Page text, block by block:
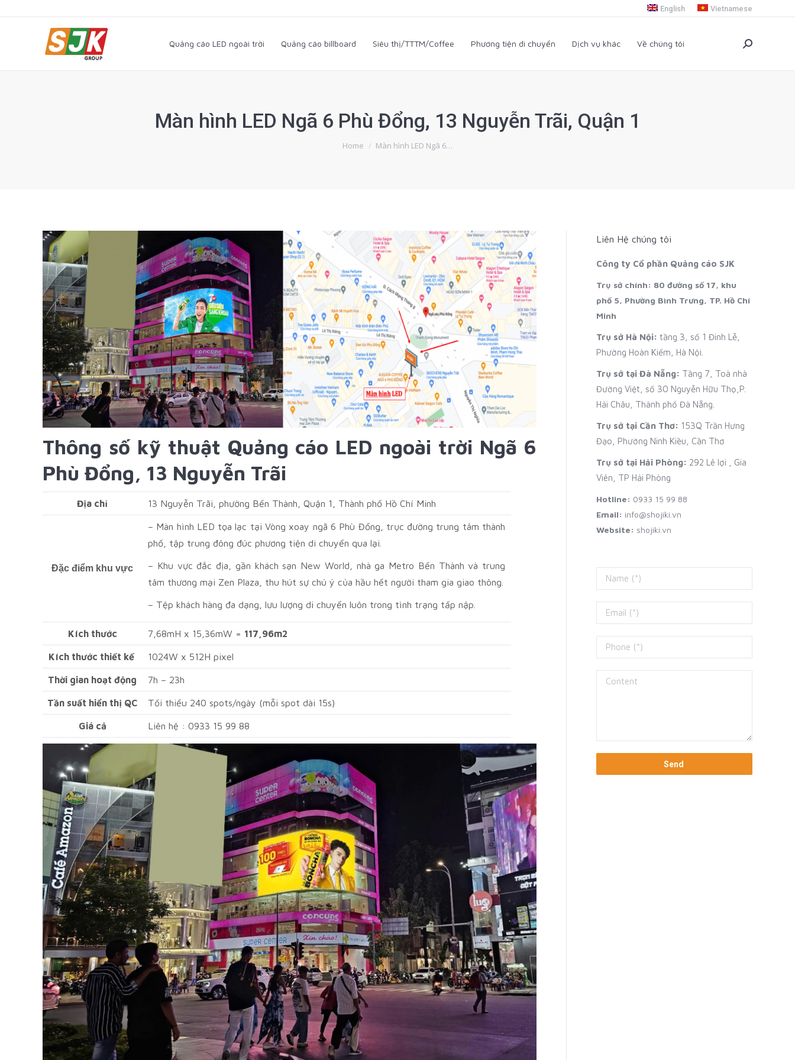
English Vietnamese
Quảng cáo LED ngoài trời Quảng cáo billboard Siêu thị/TTTM/Coffee Phương tiện di chuyển Dịch vụ khác Về chúng tôi Search:
Màn hình LED Ngã 6 Phù Đổng, 13 Nguyễn Trãi, Quận 1
You are here:
Home Màn hình LED Ngã 6…
Thông số kỹ thuật Quảng cáo LED ngoài trời Ngã 6
Phù Đổng, 13 Nguyễn Trãi
Địa chỉ 13 Nguyễn Trãi, phường Bến Thành, Quận 1, Thành phố Hồ Chí Minh
Đặc điểm khu vực
– Màn hình LED tọa lạc tại Vòng xoay ngã 6 Phù Đổng, trục đường trung tâm thành
phố, tập trung đông đúc phương tiện di chuyển qua lại.
– Khu vực đắc địa, gần khách sạn New World, nhà ga Metro Bến Thành và trung
tâm thương mại Zen Plaza, thu hút sự chú ý của hầu hết người tham gia giao thông.
– Tệp khách hàng đa dạng, lưu lượng di chuyển luôn trong tình trạng tấp nập.
Kích thước 7,68mH x 15,36mW = 117,96m2
Kích thước thiết kế 1024W x 512H pixel
Thời gian hoạt động 7h – 23h
Tần suất hiển thị QC Tối thiểu 240 spots/ngày (mỗi spot dài 15s)
Giá cả Liên hệ : 0933 15 99 88
Liên Hệ chúng tôi
Công ty Cổ phần Quảng cáo SJK
Trụ sở chính: 80 đường số 17, khu
phố 5, Phường Bình Trưng, TP. Hồ Chí
Minh
Trụ sở Hà Nội: tầng 3, số 1 Đinh Lễ,
Phường Hoàn Kiếm, Hà Nội.
Trụ sở tại Đà Nẵng: Tầng 7, Toà nhà
Đường Việt, số 30 Nguyễn Hữu Thọ,P.
Hải Châu, Thành phố Đà Nẵng.
Trụ sở tại Cần Thơ: 153Q Trần Hưng
Đạo, Phường Ninh Kiều, Cần Thơ
Trụ sở tại Hải Phòng: 292 Lê lợi , Gia
Viên, TP Hải Phòng
Hotline: 0933 15 99 88
Email: info@shojiki.vn
Website: shojiki.vn
Quảng cáo LED ngoài trời Quảng cáo billboard Siêu thị/TTTM/Coffee Phương tiện di chuyển Dịch vụ khác Về chúng tôi Search: